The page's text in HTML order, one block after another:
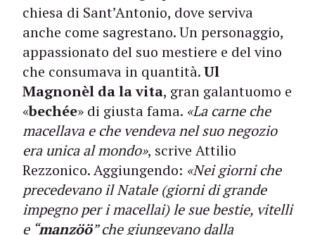
chiesa di Sant’Antonio, dove serviva
anche come sagrestano. Un personaggio,
appassionato del suo mestiere e del vino
che consumava in quantità.Ul
Magnonèl da la vita, gran galantuomo e
«bechée» di giusta fama. «La carne che
macellava e che vendeva nel suo negozio
era unica al mondo», scrive Attilio
Rezzonico. Aggiungendo: «Nei giorni che
precedevano il Natale (giorni di grande
impegno per i macellai) le sue bestie, vitelli
e “manzöö” che giungevano dalla